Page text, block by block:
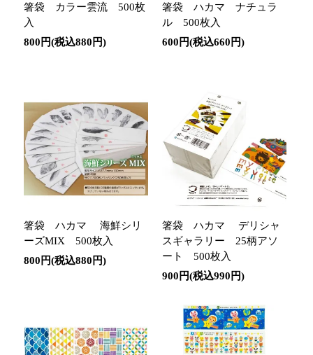
箸袋 カラー雲流 500枚
入
800円(税込880円)
箸袋 ハカマ ナチュラ
ル 500枚入
600円(税込660円)
箸袋 ハカマ 海鮮シリ
ーズMIX 500枚入
800円(税込880円)
箸袋 ハカマ デリシャ
スギャラリー 25柄アソ
ート 500枚入
900円(税込990円)